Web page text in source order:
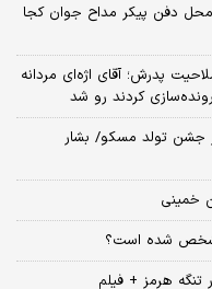
محل دفن پیکر مداح جوان کجا
پدرش؛ آقای اژه‌ای مردانه
کردند رو شد
جشن تولد مسکو/ بشار
خمینی
شده است؟
هرمز + فیلم